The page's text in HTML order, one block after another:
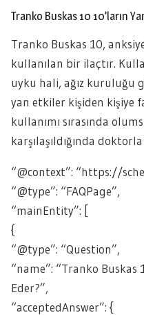
Tranko Buskas 10 10’ların
Tranko Buskas 10,
kullanılan bir ilaçtır.
uyku hali, ağız kuruluğu
yan etkiler kişiden kişiye
kullanımı sırasında
karşılaşıldığında
“@context”: “https://
“@type”: “FAQPage”,
“mainEntity”: [
{
“@type”: “Question”,
“name”: “Tranko Buskas
Eder?”,
“acceptedAnswer”: {